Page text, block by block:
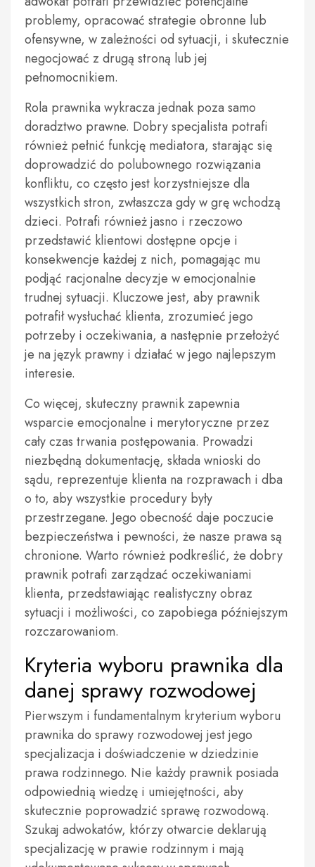
problemy, opracować strategie obronne lub
ofensywne, w zależności od sytuacji, i skutecznie
negocjować z drugą stroną lub jej
pełnomocnikiem.
Rola prawnika wykracza jednak poza samo
doradztwo prawne. Dobry specjalista potrafi
również pełnić funkcję mediatora, starając się
doprowadzić do polubownego rozwiązania
konfliktu, co często jest korzystniejsze dla
wszystkich stron, zwłaszcza gdy w grę wchodzą
dzieci. Potrafi również jasno i rzeczowo
przedstawić klientowi dostępne opcje i
konsekwencje każdej z nich, pomagając mu
podjąć racjonalne decyzje w emocjonalnie
trudnej sytuacji. Kluczowe jest, aby prawnik
potrafił wysłuchać klienta, zrozumieć jego
potrzeby i oczekiwania, a następnie przełożyć
je na język prawny i działać w jego najlepszym
interesie.
Co więcej, skuteczny prawnik zapewnia
wsparcie emocjonalne i merytoryczne przez
cały czas trwania postępowania. Prowadzi
niezbędną dokumentację, składa wnioski do
sądu, reprezentuje klienta na rozprawach i dba
o to, aby wszystkie procedury były
przestrzegane. Jego obecność daje poczucie
bezpieczeństwa i pewności, że nasze prawa są
chronione. Warto również podkreślić, że dobry
prawnik potrafi zarządzać oczekiwaniami
klienta, przedstawiając realistyczny obraz
sytuacji i możliwości, co zapobiega późniejszym
rozczarowaniom.
Kryteria wyboru prawnika dla
danej sprawy rozwodowej
Pierwszym i fundamentalnym kryterium wyboru
prawnika do sprawy rozwodowej jest jego
specjalizacja i doświadczenie w dziedzinie
prawa rodzinnego. Nie każdy prawnik posiada
odpowiednią wiedzę i umiejętności, aby
skutecznie poprowadzić sprawę rozwodową.
Szukaj adwokatów, którzy otwarcie deklarują
specjalizację w prawie rodzinnym i mają